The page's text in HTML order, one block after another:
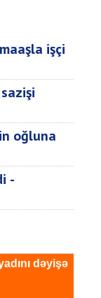
işçi
oğluna
-